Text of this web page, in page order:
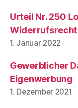
Urteil Nr. 250
1. Januar 2022
Gewerblicher
Eigenwerbung
1. Dezember 2021